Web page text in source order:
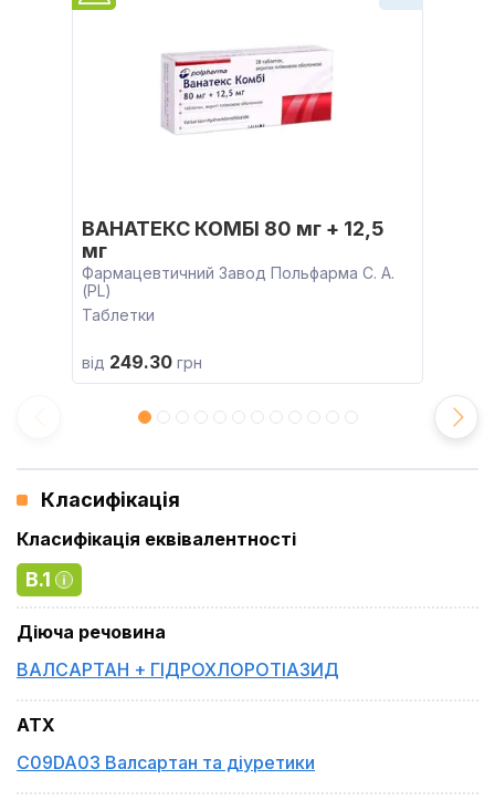
ВАНАТЕКС КОМБІ 80 мг + 12,5
мг
Фармацевтичний Завод Польфарма С. А.
(PL)
Таблетки
від 249.30 грн
Класифікація
Класифікація еквівалентності
B.1
Діюча речовина
ВАЛСАРТАН + ГІДРОХЛОРОТІАЗИД
ATX
C09DA03 Валсартан та діуретики